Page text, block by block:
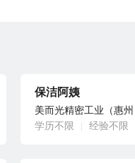
保洁阿姨
美而光精密工业（惠
学历不限
经验不限